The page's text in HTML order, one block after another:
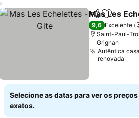
Partilhar
Mas Les
9,6 Excelente
Saint-Paul-
Grignan
Autêntica
renovada
Selecione as datas para ver os preços
exatos.